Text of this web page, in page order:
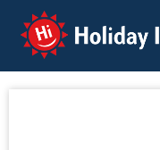
Holiday Info